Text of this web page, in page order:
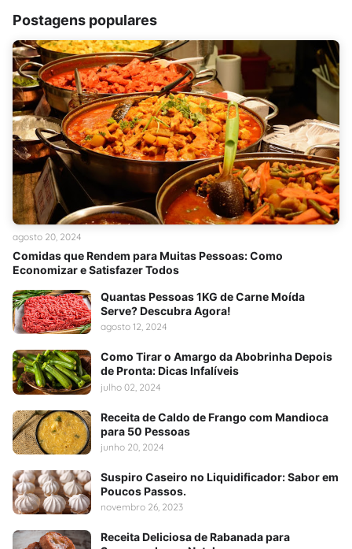
Postagens populares
Comidas que Rendem para Muitas Pessoas: Como
Economizar e Satisfazer Todos
agosto 20, 2024
Quantas Pessoas 1KG de Carne Moída
Serve? Descubra Agora!
agosto 12, 2024
Como Tirar o Amargo da Abobrinha Depois
de Pronta: Dicas Infalíveis
julho 02, 2024
Receita de Caldo de Frango com Mandioca
para 50 Pessoas
junho 20, 2024
Suspiro Caseiro no Liquidificador: Sabor em
Poucos Passos.
novembro 26, 2023
Receita Deliciosa de Rabanada para